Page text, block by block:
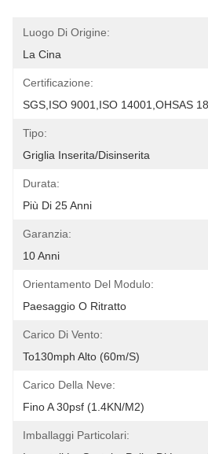
Luogo Di Origine:
La Cina
Certificazione:
SGS,ISO 9001,ISO 14001,OHSAS
Tipo:
Griglia Inserita/disinserita
Durata:
Più Di 25 Anni
Garanzia:
10 Anni
Orientamento Del Modulo:
Paesaggio O Ritratto
Carico Di Vento:
To130mph Alto (60m/s)
Carico Della Neve:
Fino A 30psf (1.4KN/m2)
Imballaggi Particolari: